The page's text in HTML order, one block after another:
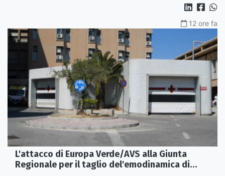
12 ore fa
L'attacco di Europa Verde/AVS alla Giunta
Regionale per il taglio del'emodinamica di